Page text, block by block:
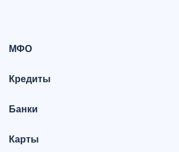
МФО
Кредиты
Банки
Карты